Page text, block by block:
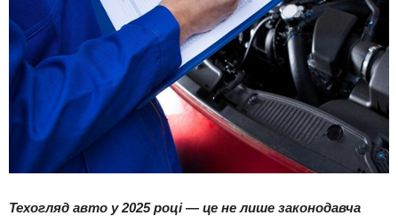
Техогляд авто у 2025 році — це не лише законодавча